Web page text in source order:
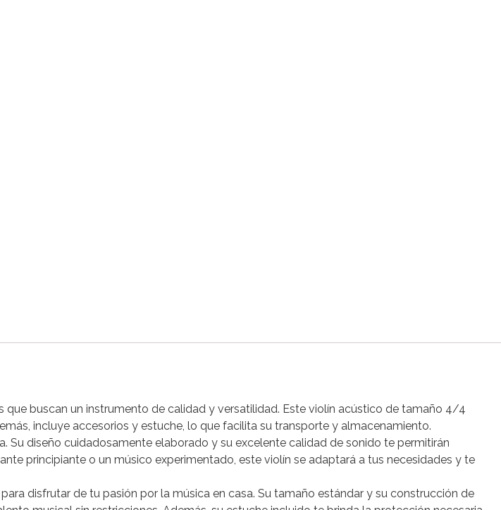
buscan un instrumento de calidad y versatilidad. Este violín acústico de tamaño 4/4
incluye accesorios y estuche, lo que facilita su transporte y almacenamiento.
Su diseño cuidadosamente elaborado y su excelente calidad de sonido te permitirán
principiante o un músico experimentado, este violín se adaptará a tus necesidades y te
disfrutar de tu pasión por la música en casa. Su tamaño estándar y su construcción de